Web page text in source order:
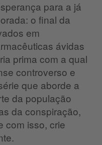
para a já
o final da
em
ávidas
prima com a qual
controverso e
que aborde a
da população
da conspiração,
com isso, crie